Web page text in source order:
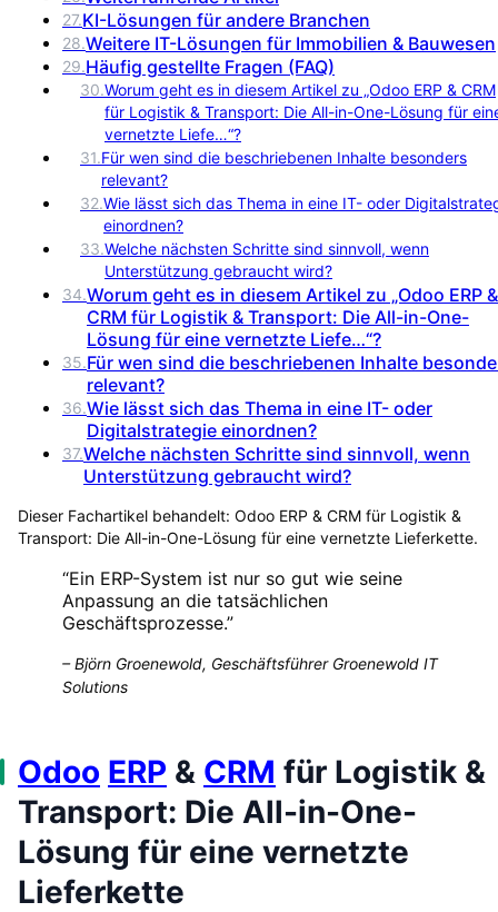
27.KI-Lösungen für andere Branchen
28.Weitere IT-Lösungen für Immobilien & Bauwesen
29.Häufig gestellte Fragen (FAQ)
30.Worum geht es in diesem Artikel zu „Odoo ERP & CRM
für Logistik & Transport: Die All-in-One-Lösung für
vernetzte Liefe…“?
31.Für wen sind die beschriebenen Inhalte besonders
relevant?
32.Wie lässt sich das Thema in eine IT- oder
einordnen?
33.Welche nächsten Schritte sind sinnvoll, wenn
Unterstützung gebraucht wird?
34.Worum geht es in diesem Artikel zu „Odoo ERP &
CRM für Logistik & Transport: Die All-in-One-
Lösung für eine vernetzte Liefe…“?
35.Für wen sind die beschriebenen Inhalte
relevant?
36.Wie lässt sich das Thema in eine IT- oder
Digitalstrategie einordnen?
37.Welche nächsten Schritte sind sinnvoll, wenn
Unterstützung gebraucht wird?
Dieser Fachartikel behandelt: Odoo ERP & CRM für Logistik &
Transport: Die All-in-One-Lösung für eine vernetzte Lieferkette.
“Ein ERP-System ist nur so gut wie seine
Anpassung an die tatsächlichen
Geschäftsprozesse.”
–Björn Groenewold, Geschäftsführer Groenewold IT
Solutions
Odoo ERP & CRM für Logistik &
Transport: Die All-in-One-
Lösung für eine vernetzte
Lieferkette